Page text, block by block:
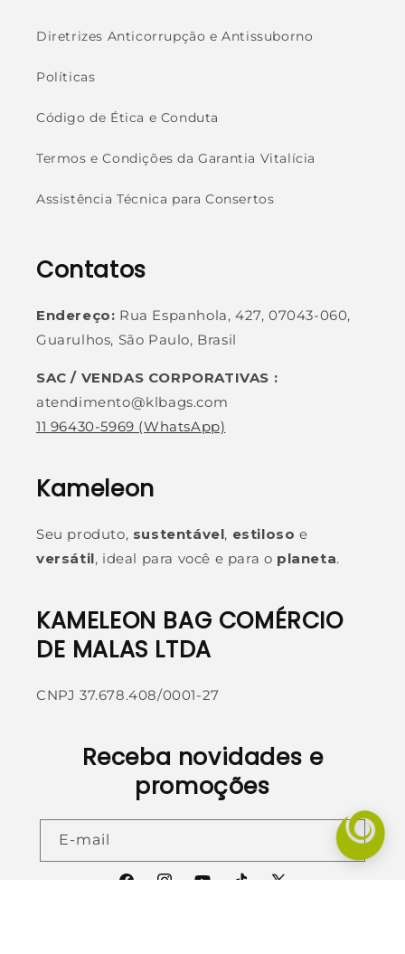
Diretrizes Anticorrupção e Antissuborno
Políticas
Código de Ética e Conduta
Termos e Condições da Garantia Vitalícia
Assistência Técnica para Consertos
Contatos
Endereço: Rua Espanhola, 427, 07043-060,
Guarulhos, São Paulo, Brasil
SAC / VENDAS CORPORATIVAS :
atendimento@klbags.com
11 96430-5969 (WhatsApp)
Kameleon
Seu produto, sustentável, estiloso e
versátil, ideal para você e para o planeta.
KAMELEON BAG COMÉRCIO
DE MALAS LTDA
CNPJ 37.678.408/0001-27
Receba novidades e
promoções
E-mail